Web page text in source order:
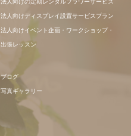
法人向けの定期レンタルフラワーサービス
法人向けディスプレイ設置サービスプラン
法人向けイベント企画・ワークショップ・
出張レッスン
ブログ
写真ギャラリー